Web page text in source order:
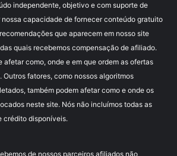
independente, objetivo e com suporte de
capacidade de fornecer conteúdo gratuito
que aparecem em nosso site
quais recebemos compensação de afiliado.
afetar como, onde e em que ordem as ofertas
Outros fatores, como nossos algoritmos
também podem afetar como e onde os
neste site. Nós não incluímos todas as
crédito disponíveis.
de nossos parceiros afiliados não